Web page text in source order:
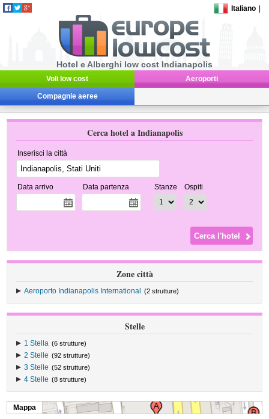
Italiano
Hotel e Alberghi low cost Indianapolis
Voli low cost Aeroporti
Compagnie aeree
Cerca hotel a Indianapolis
Inserisci la città
Data arrivo Data partenza Stanze Ospiti
Zone città
Aeroporto Indianapolis International (2 strutture)
Stelle
1 Stella (6 strutture)
2 Stelle (92 strutture)
3 Stelle (52 strutture)
4 Stelle (8 strutture)
Mappa